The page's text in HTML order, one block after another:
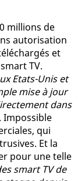
millions de
autorisation
et
TV.
Etats-Unis et
mise à jour
dans
Impossible
qui
Et la
pour une telle
smart TV de